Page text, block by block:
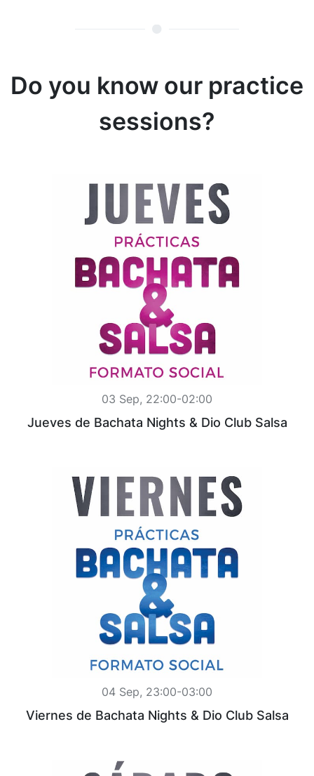
Do you know our practice
sessions?
03 Sep, 22:00-02:00
Jueves de Bachata Nights & Dio Club Salsa
04 Sep, 23:00-03:00
Viernes de Bachata Nights & Dio Club Salsa